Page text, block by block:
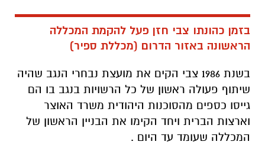
בזמן כהונתו צבי חזן פעל להקמת המכללה
הראשונה באזור הדרום (מכללת ספיר)
בשנת 1986 צבי הקים את מועצת נבחרי הנגב שהיה
שיתוף פעולה ראשון של כל הרשויות בנגב בו הם
גייסו כספים מהסוכנות היהודית משרד האוצר
וארצות הברית ויחד הקימו את הבניין הראשון של
המכללה שעומד עד היום .